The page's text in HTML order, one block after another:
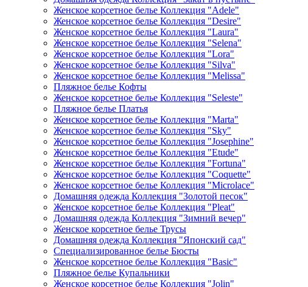
Женское корсетное белье Коллекция "Adele"
Женское корсетное белье Коллекция "Desire"
Женское корсетное белье Коллекция "Laura"
Женское корсетное белье Коллекция "Selena"
Женское корсетное белье Коллекция "Lora"
Женское корсетное белье Коллекция "Silva"
Женское корсетное белье Коллекция "Melissa"
Пляжное белье Кофты
Женское корсетное белье Коллекция "Seleste"
Пляжное белье Платья
Женское корсетное белье Коллекция "Marta"
Женское корсетное белье Коллекция "Sky"
Женское корсетное белье Коллекция "Josephine"
Женское корсетное белье Коллекция "Etude"
Женское корсетное белье Коллекция "Fortuna"
Женское корсетное белье Коллекция "Coquette"
Женское корсетное белье Коллекция "Microlace"
Домашняя одежда Коллекция "Золотой песок"
Женское корсетное белье Коллекция "Pleat"
Домашняя одежда Коллекция "Зимний вечер"
Женское корсетное белье Трусы
Домашняя одежда Коллекция "Японский сад"
Специализированное белье Бюсты
Женское корсетное белье Коллекция "Basic"
Пляжное белье Купальники
Женское корсетное белье Коллекция "Jolin"